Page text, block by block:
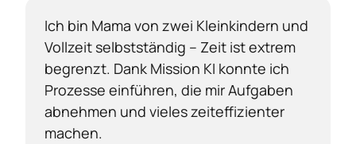
Ich bin Mama von zwei Kleinkindern und
Vollzeit selbstständig – Zeit ist extrem
begrenzt. Dank Mission KI konnte ich
Prozesse einführen, die mir Aufgaben
abnehmen und vieles zeiteffizienter
machen.